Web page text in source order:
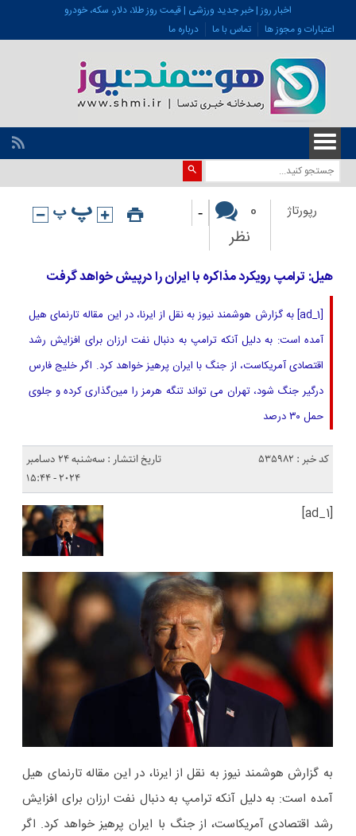
اخبار روز | خبر جدید ورزشی | قیمت روز طلا، دلار، سکه، خودرو
اعتبارات و مجوز ها
تماس با ما درباره ما
رپورتاژ
0
نظر
-
هیل: ترامپ رویکرد مذاکره با ایران را درپیش خواهد گرفت
[ad_1] به گزارش هوشمند نیوز به نقل از ایرنا، در این مقاله تارنمای هیل
آمده است: به دلیل آنکه ترامپ به دنبال نفت ارزان برای افزایش رشد
اقتصادی آمریکاست، از جنگ با ایران پرهیز خواهد کرد. اگر خلیج فارس
درگیر جنگ شود، تهران می ‌تواند تنگه هرمز را مین‌گذاری کرده و جلوی
حمل ۳۰ درصد
کد خبر : 535982
تاریخ انتشار : سه‌شنبه 24 دسامبر
2024 - 15:44
[ad_1]
به گزارش هوشمند نیوز به نقل از ایرنا، در این مقاله تارنمای هیل
آمده است: به دلیل آنکه ترامپ به دنبال نفت ارزان برای افزایش
رشد اقتصادی آمریکاست، از جنگ با ایران پرهیز خواهد کرد. اگر